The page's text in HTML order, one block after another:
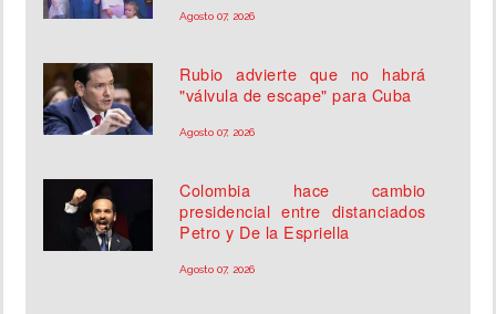
Agosto 07, 2026
Rubio advierte que no habrá
"válvula de escape" para Cuba
Agosto 07, 2026
Colombia hace cambio
presidencial entre distanciados
Petro y De la Espriella
Agosto 07, 2026